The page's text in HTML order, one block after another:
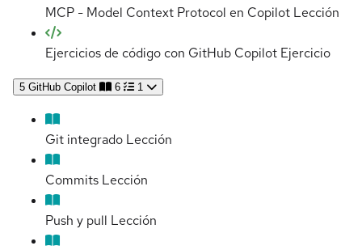
MCP - Model Context Protocol en Copilot Lección
Ejercicios de código con GitHub Copilot Ejercicio
5 GitHub Copilot 6 1
Git integrado Lección
Commits Lección
Push y pull Lección